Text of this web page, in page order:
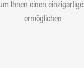
Ihnen einen
ermöglichen